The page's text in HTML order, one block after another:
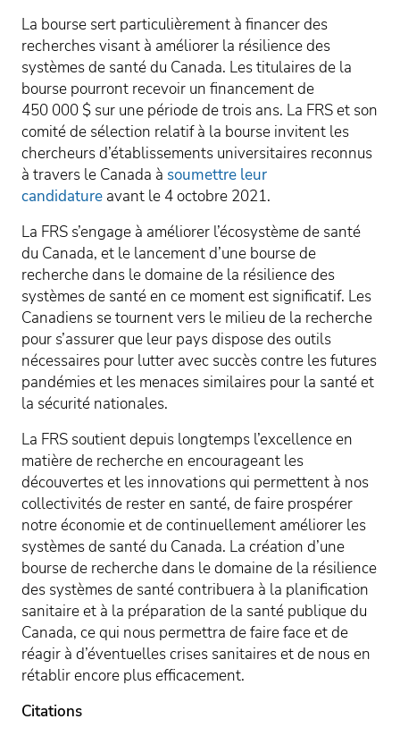
La bourse sert particulièrement à financer des
recherches visant à améliorer la résilience des
systèmes de santé du Canada. Les titulaires de la
bourse pourront recevoir un financement de
450 000 $ sur une période de trois ans. La FRS et son
comité de sélection relatif à la bourse invitent les
chercheurs d’établissements universitaires reconnus
à travers le Canada à soumettre leur
candidature avant le 4 octobre 2021.
La FRS s’engage à améliorer l’écosystème de santé
du Canada, et le lancement d’une bourse de
recherche dans le domaine de la résilience des
systèmes de santé en ce moment est significatif. Les
Canadiens se tournent vers le milieu de la recherche
pour s’assurer que leur pays dispose des outils
nécessaires pour lutter avec succès contre les futures
pandémies et les menaces similaires pour la santé et
la sécurité nationales.
La FRS soutient depuis longtemps l’excellence en
matière de recherche en encourageant les
découvertes et les innovations qui permettent à nos
collectivités de rester en santé, de faire prospérer
notre économie et de continuellement améliorer les
systèmes de santé du Canada. La création d’une
bourse de recherche dans le domaine de la résilience
des systèmes de santé contribuera à la planification
sanitaire et à la préparation de la santé publique du
Canada, ce qui nous permettra de faire face et de
réagir à d’éventuelles crises sanitaires et de nous en
rétablir encore plus efficacement.
Citations